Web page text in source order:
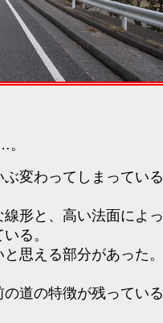
。
変わってしまってい
形と、高い法面によ
る。
思える部分があった
道の特徴が残ってい